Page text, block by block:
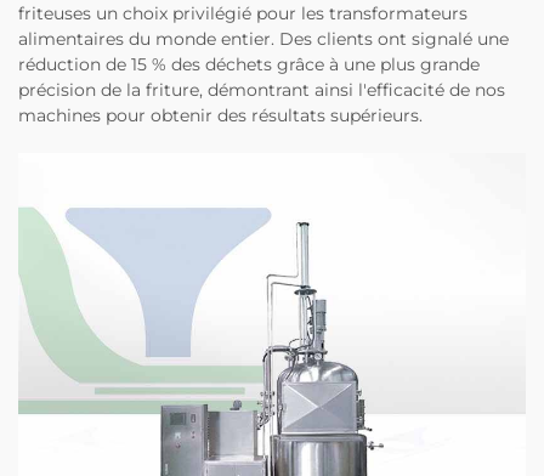
friteuses un choix privilégié pour les transformateurs
alimentaires du monde entier. Des clients ont signalé une
réduction de 15 % des déchets grâce à une plus grande
précision de la friture, démontrant ainsi l'efficacité de nos
machines pour obtenir des résultats supérieurs.